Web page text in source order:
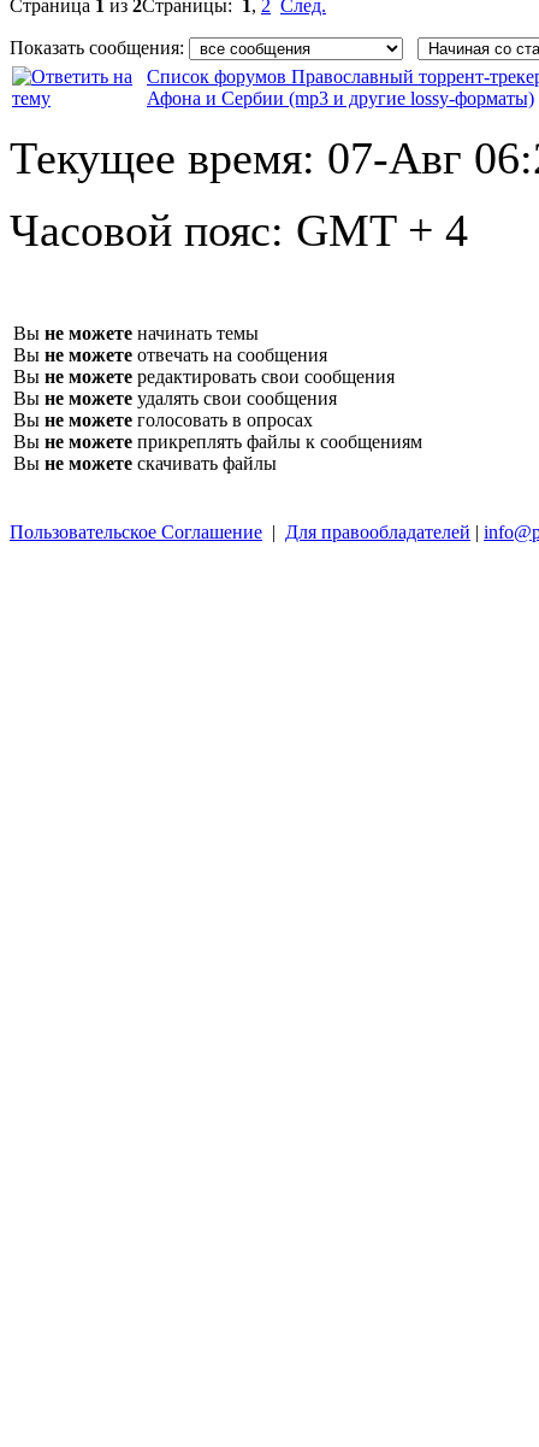
Страница 1 из 2Страницы: 1, 2 След.
Показать сообщения:
Список форумов Православный торрент-
Афона и Сербии (mp3 и другие lossy-форматы)
Текущее время: 07-Авг
Часовой пояс: GMT + 4
Вы не можете начинать темы
Вы не можете отвечать на сообщения
Вы не можете редактировать свои сообщения
Вы не можете удалять свои сообщения
Вы не можете голосовать в опросах
Вы не можете прикреплять файлы к сообщениям
Вы не можете скачивать файлы
Пользовательское Соглашение | Для правообладателей |